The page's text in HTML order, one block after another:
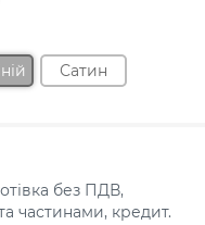
Сатин
без ПДВ,
частинами, кредит.